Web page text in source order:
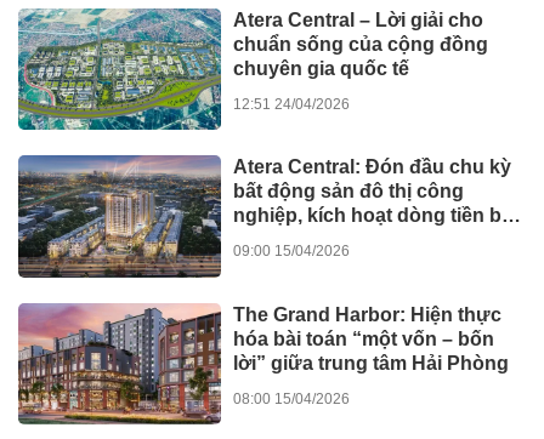
Atera Central – Lời giải cho
chuẩn sống của cộng đồng
chuyên gia quốc tế
12:51 24/04/2026
Atera Central: Đón đầu chu kỳ
bất động sản đô thị công
nghiệp, kích hoạt dòng tiền bền
vững
09:00 15/04/2026
The Grand Harbor: Hiện thực
hóa bài toán “một vốn – bốn
lời” giữa trung tâm Hải Phòng
08:00 15/04/2026